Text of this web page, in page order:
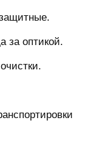
за оптикой.